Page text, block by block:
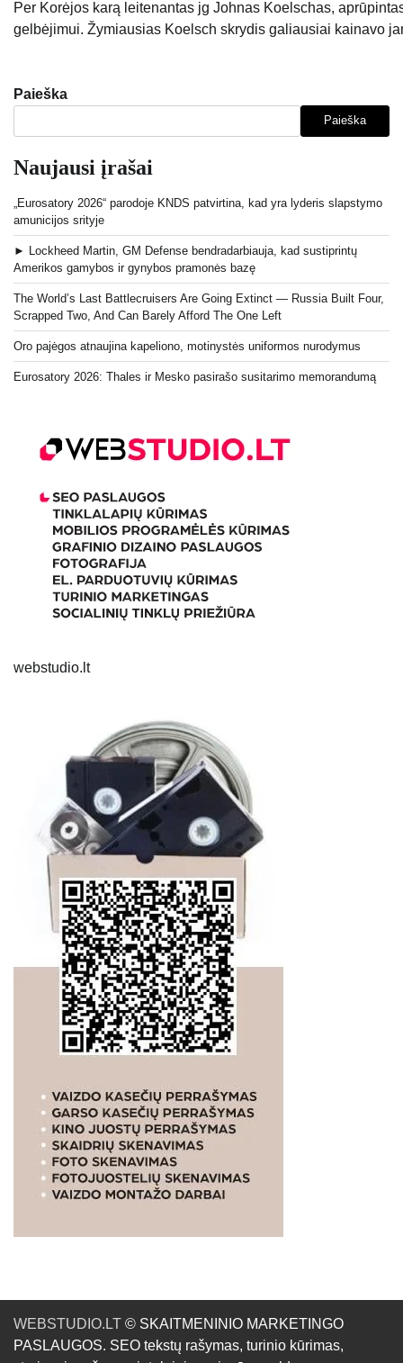
Per Korėjos karą leitenantas jg Johnas Koelschas,
gelbėjimui. Žymiausias Koelsch skrydis galiausiai kainavo
Paieška
Paieška
Naujausi įrašai
„Eurosatory 2026“ parodoje KNDS patvirtina, kad yra lyderis slapstymo
amunicijos srityje
► Lockheed Martin, GM Defense bendradarbiauja, kad sustiprintų
Amerikos gamybos ir gynybos pramonės bazę
The World’s Last Battlecruisers Are Going Extinct — Russia Built Four,
Scrapped Two, And Can Barely Afford The One Left
Oro pajėgos atnaujina kapeliono, motinystės uniformos nurodymus
Eurosatory 2026: Thales ir Mesko pasirašo susitarimo memorandumą
webstudio.lt
WEBSTUDIO.LT © SKAITMENINIO MARKETINGO
PASLAUGOS. SEO tekstų rašymas, turinio kūrimas,